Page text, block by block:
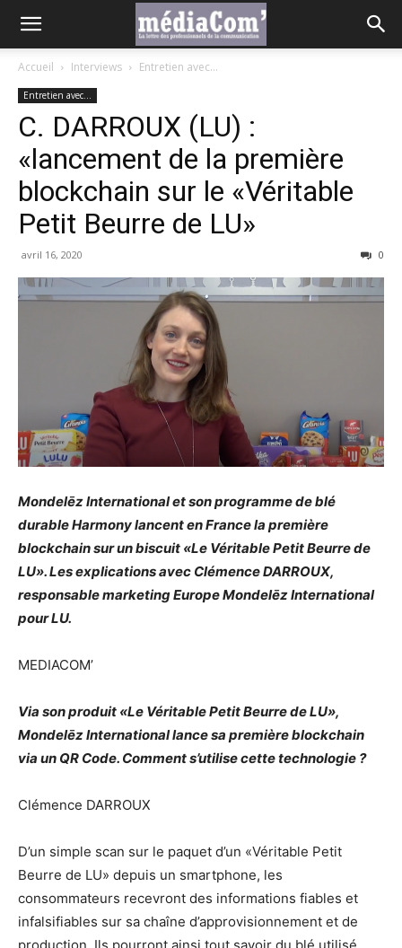
Accueil Interviews Entretien avec...
Entretien avec...
C. DARROUX (LU) :
«lancement de la première
blockchain sur le «Véritable
Petit Beurre de LU»
avril 16, 2020 0
Mondelēz International et son programme de blé
durable Harmony lancent en France la première
blockchain sur un biscuit «Le Véritable Petit Beurre de
LU». Les explications avec Clémence DARROUX,
responsable marketing Europe Mondelēz International
pour LU.
MEDIACOM’
Via son produit «Le Véritable Petit Beurre de LU»,
Mondelēz International lance sa première blockchain
via un QR Code. Comment s’utilise cette technologie ?
Clémence DARROUX
D’un simple scan sur le paquet d’un «Véritable Petit
Beurre de LU» depuis un smartphone, les
consommateurs recevront des informations fiables et
infalsifiables sur sa chaîne d’approvisionnement et de